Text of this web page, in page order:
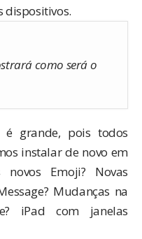
dispositivos.
como será o
grande, pois todos
instalar de novo em
novos Emoji? Novas
Mudanças na
iPad com janelas